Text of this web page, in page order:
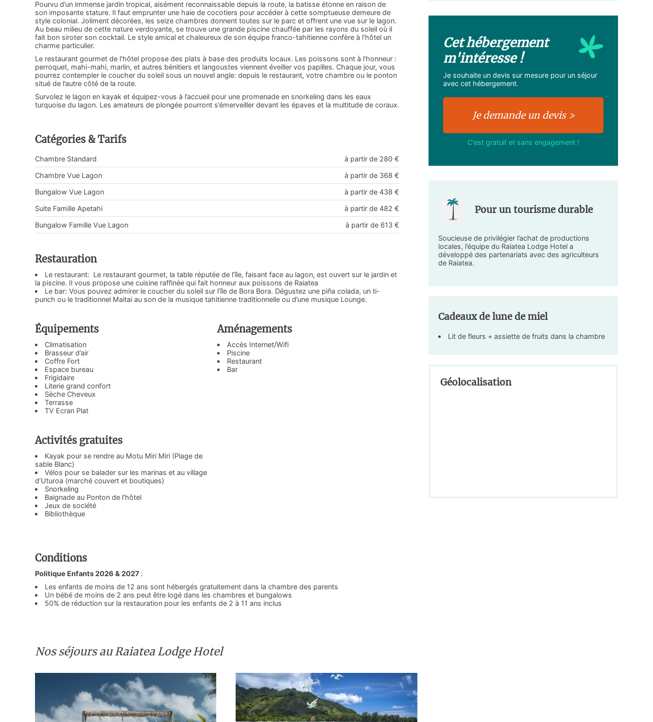
Pourvu d’un immense jardin tropical, aisément reconnaissable depuis la route, la batisse étonne en raison de
son imposante stature. Il faut emprunter une haie de cocotiers pour accéder à cette somptueuse demeure de
style colonial. Joliment décorées, les seize chambres donnent toutes sur le parc et offrent une vue sur le lagon.
Au beau milieu de cette nature verdoyante, se trouve une grande piscine chauffée par les rayons du soleil où il
fait bon siroter son cocktail. Le style amical et chaleureux de son équipe franco-tahitienne confère à l’hôtel un
charme particulier.
Le restaurant gourmet de l’hôtel propose des plats à base des produits locaux. Les poissons sont à l’honneur :
perroquet, mahi-mahi, marlin, et autres bénitiers et langoustes viennent éveiller vos papilles. Chaque jour, vous
pourrez contempler le coucher du soleil sous un nouvel angle: depuis le restaurant, votre chambre ou le ponton
situé de l’autre côté de la route.
Survolez le lagon en kayak et équipez-vous à l’accueil pour une promenade en snorkeling dans les eaux
turquoise du lagon. Les amateurs de plongée pourront s’émerveiller devant les épaves et la multitude de coraux.
Catégories & Tarifs
à partir de 280 €
Chambre Standard
à partir de 368 €
Chambre Vue Lagon
à partir de 438 €
Bungalow Vue Lagon
à partir de 482 €
Suite Famille Apetahi
à partir de 613 €
Bungalow Famille Vue Lagon
Restauration
Le restaurant: Le restaurant gourmet, la table réputée de l’île, faisant face au lagon, est ouvert sur le jardin et
la piscine. Il vous propose une cuisine raffinée qui fait honneur aux poissons de Raiatea
Le bar: Vous pouvez admirer le coucher du soleil sur l’île de Bora Bora. Dégustez une piña colada, un ti-
punch ou le traditionnel Maitai au son de la musique tahitienne traditionnelle ou d’une musique Lounge.
Équipements
Climatisation
Brasseur d’air
Coffre Fort
Espace bureau
Frigidaire
Literie grand confort
Sèche Cheveux
Terrasse
TV Ecran Plat
Aménagements
Accès Internet/Wifi
Piscine
Restaurant
Bar
Activités gratuites
Kayak pour se rendre au Motu Miri Miri (Plage de
sable Blanc)
Vélos pour se balader sur les marinas et au village
d’Uturoa (marché couvert et boutiques)
Snorkeling
Baignade au Ponton de l’hôtel
Jeux de société
Bibliothèque
Conditions
Politique Enfants 2026 & 2027 :
Les enfants de moins de 12 ans sont hébergés gratuitement dans la chambre des parents
Un bébé de moins de 2 ans peut être logé dans les chambres et bungalows
50% de réduction sur la restauration pour les enfants de 2 à 11 ans inclus
Cet hébergement
m'intéresse !
Je souhaite un devis sur mesure pour un séjour
avec cet hébergement.
C'est gratuit et sans engagement !
Pour un tourisme durable
Soucieuse de privilégier l’achat de productions
locales, l’équipe du Raiatea Lodge Hotel a
développé des partenariats avec des agriculteurs
de Raiatea.
Cadeaux de lune de miel
Lit de fleurs + assiette de fruits dans la chambre
Géolocalisation
Nos séjours au Raiatea Lodge Hotel